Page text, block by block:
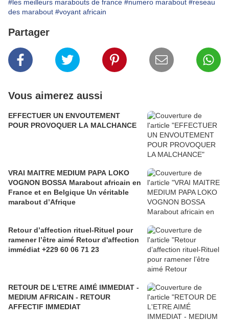
#les meilleurs marabouts de france #numero marabout #reseau
des marabout #voyant africain
Partager
Vous aimerez aussi
EFFECTUER UN ENVOUTEMENT
POUR PROVOQUER LA MALCHANCE
VRAI MAITRE MEDIUM PAPA LOKO
VOGNON BOSSA Marabout africain en
France et en Belgique Un véritable
marabout d’Afrique
Retour d’affection rituel-Rituel pour
ramener l’être aimé Retour d'affection
immédiat +229 60 06 71 23
RETOUR DE L'ETRE AIMÉ IMMEDIAT -
MEDIUM AFRICAIN - RETOUR
AFFECTIF IMMEDIAT